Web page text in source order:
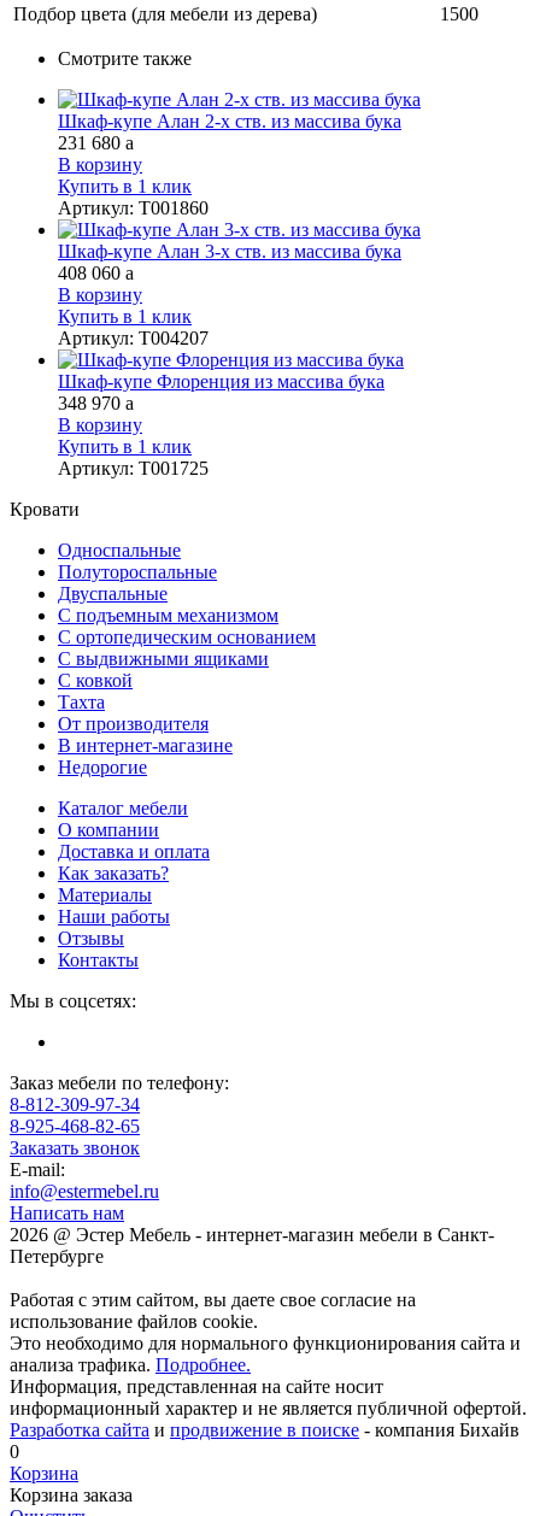
Подбор цвета (для мебели из дерева)
1500
Смотрите также
Шкаф-купе Алан 2-х ств. из массива бука
231 680 a
В корзину
Купить в 1 клик
Артикул: Т001860
Шкаф-купе Алан 3-х ств. из массива бука
408 060 a
В корзину
Купить в 1 клик
Артикул: Т004207
Шкаф-купе Флоренция из массива бука
348 970 a
В корзину
Купить в 1 клик
Артикул: Т001725
Кровати
Односпальные
Полутороспальные
Двуспальные
С подъемным механизмом
С ортопедическим основанием
С выдвижными ящиками
С ковкой
Тахта
От производителя
В интернет-магазине
Недорогие
Каталог мебели
О компании
Доставка и оплата
Как заказать?
Материалы
Наши работы
Отзывы
Контакты
Мы в соцсетях:
Заказ мебели по телефону:
8-812-309-97-34
8-925-468-82-65
Заказать звонок
E-mail:
info@estermebel.ru
Написать нам
2026 @ Эстер Мебель - интернет-магазин мебели в Санкт-
Петербурге
Работая с этим сайтом, вы даете свое согласие на
использование файлов cookie.
Это необходимо для нормального функционирования сайта и
анализа трафика. Подробнее.
Информация, представленная на сайте носит
информационный характер и не является публичной офертой.
Разработка сайта и продвижение в поиске - компания Бихайв
0
Корзина
Корзина заказа